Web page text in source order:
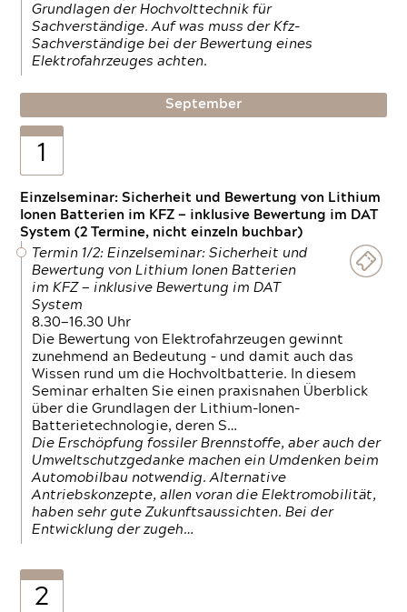
Grundlagen der Hochvolttechnik für
Sachverständige. Auf was muss der Kfz-
Sachverständige bei der Bewertung eines
Elektrofahrzeuges achten.
September
1
Einzelseminar: Sicherheit und Bewertung von Lithium
Ionen Batterien im KFZ — inklusive Bewertung im DAT
System (2 Termine, nicht einzeln buchbar)
Termin 1/2: Einzelseminar: Sicherheit und
Bewertung von Lithium Ionen Batterien
im KFZ — inklusive Bewertung im DAT
System
8.30—16.30 Uhr
Die Bewertung von Elektrofahrzeugen gewinnt
zunehmend an Bedeutung – und damit auch das
Wissen rund um die Hochvoltbatterie. In diesem
Seminar erhalten Sie einen praxisnahen Überblick
über die Grundlagen der Lithium-Ionen-
Batterietechnologie, deren S…
Die Erschöpfung fossiler Brennstoffe, aber auch der
Umweltschutzgedanke machen ein Umdenken beim
Automobilbau notwendig. Alternative
Antriebskonzepte, allen voran die Elektromobilität,
haben sehr gute Zukunftsaussichten. Bei der
Entwicklung der zugeh…
2